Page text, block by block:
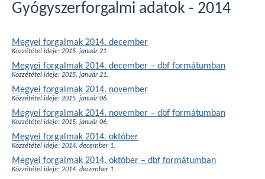
Gyógyszerforgalmi adatok - 2014
Megyei forgalmak 2014. december
Közzététel ideje: 2015. január 21.
Megyei forgalmak 2014. december – dbf formátumban
Közzététel ideje: 2015. január 21.
Megyei forgalmak 2014. november
Közzététel ideje: 2015. január 06.
Megyei forgalmak 2014. november – dbf formátumban
Közzététel ideje: 2015. január 06.
Megyei forgalmak 2014. október
Közzététel ideje: 2014. december 1.
Megyei forgalmak 2014. október – dbf formátumban
Közzététel ideje: 2014. december 1.